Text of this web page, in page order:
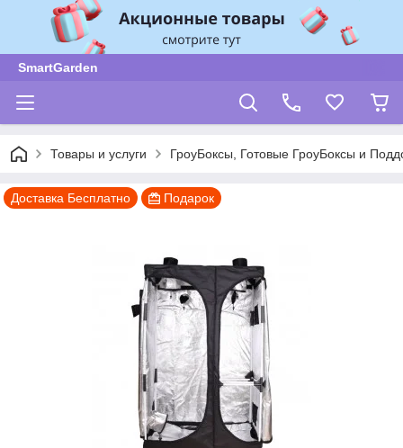
SmartGarden
Товары и услуги ГроуБоксы, Готовые ГроуБоксы и
Доставка Бесплатно Подарок